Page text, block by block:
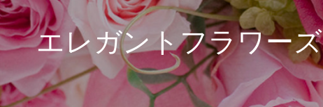
エレ ガントフラワー ズ
お客様の声